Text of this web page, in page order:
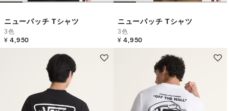
ニューパッチ Tシャツ
3色
¥ 4,950
ニューパッチ Tシャツ
3色
¥ 4,950